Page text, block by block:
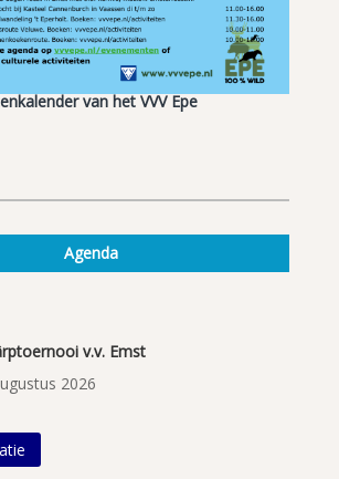
van het VVV Epe
Agenda
v.v. Emst
2026